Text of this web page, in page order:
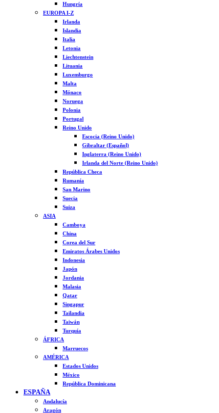
Hungría
EUROPA I-Z
Irlanda
Islandia
Italia
Letonia
Liechtenstein
Lituania
Luxemburgo
Malta
Mónaco
Noruega
Polonia
Portugal
Reino Unido
Escocia (Reino Unido)
Gibraltar (Español)
Inglaterra (Reino Unido)
Irlanda del Norte (Reino Unido)
República Checa
Rumanía
San Marino
Suecia
Suiza
ASIA
Camboya
China
Corea del Sur
Emiratos Árabes Unidos
Indonesia
Japón
Jordania
Malasia
Qatar
Singapur
Tailandia
Taiwán
Turquía
ÁFRICA
Marruecos
AMÉRICA
Estados Unidos
México
República Dominicana
ESPAÑA
Andalucía
Aragón